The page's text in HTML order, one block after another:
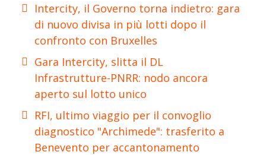
Intercity, il Governo torna indietro: gara
di nuovo divisa in più lotti dopo il
confronto con Bruxelles
Gara Intercity, slitta il DL
Infrastrutture-PNRR: nodo ancora
aperto sul lotto unico
RFI, ultimo viaggio per il convoglio
diagnostico "Archimede": trasferito a
Benevento per accantonamento